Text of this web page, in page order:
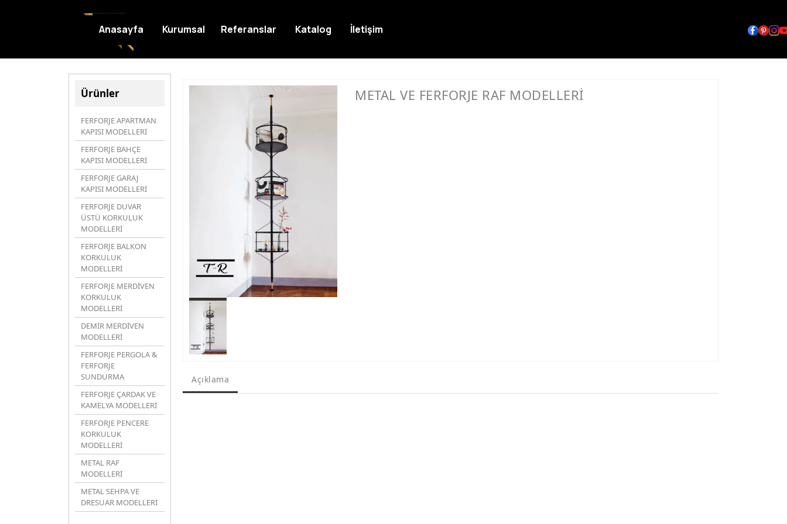
Ürünler
FERFORJE APARTMAN
KAPISI MODELLERİ
FERFORJE BAHÇE
KAPISI MODELLERİ
FERFORJE GARAJ
KAPISI MODELLERİ
FERFORJE DUVAR
ÜSTÜ KORKULUK
MODELLERİ
FERFORJE BALKON
KORKULUK
MODELLERİ
FERFORJE MERDİVEN
KORKULUK
MODELLERİ
DEMİR MERDİVEN
MODELLERİ
FERFORJE PERGOLA &
FERFORJE
SUNDURMA
FERFORJE ÇARDAK VE
KAMELYA MODELLERİ
FERFORJE PENCERE
KORKULUK
MODELLERİ
METAL RAF
MODELLERİ
METAL SEHPA VE
DRESUAR MODELLERİ
METAL VE FERFORJE RAF MODELLERİ
Açıklama
Anasayfa Kurumsal Referanslar Katalog İletişim